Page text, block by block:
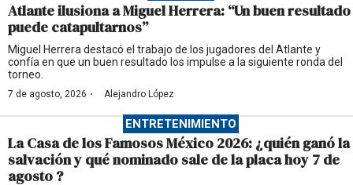
Atlante ilusiona a Miguel Herrera: “Un buen resultado
puede catapultarnos”
Miguel Herrera destacó el trabajo de los jugadores del Atlante y
confía en que un buen resultado los impulse a la siguiente ronda del
torneo.
7 de agosto, 2026 · Alejandro López
ENTRETENIMIENTO
La Casa de los Famosos México 2026: ¿quién ganó la
salvación y qué nominado sale de la placa hoy 7 de
agosto ?